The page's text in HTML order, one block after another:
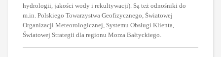
hydrologii, jakości wody i rekultywacji). Są też odnośniki do
m.in. Polskiego Towarzystwa Geofizycznego, Światowej
Organizacji Meteorologicznej, Systemu Obsługi Klienta,
Światowej Strategii dla regionu Morza Bałtyckiego.